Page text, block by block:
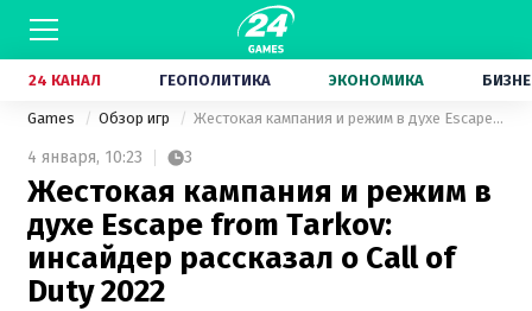
24 КАНАЛ ГЕОПОЛИТИКА ЭКОНОМИКА
Games Обзор игр Жестокая кампания и режим в духе Escape from Tarkov: инсайдер рассказал о Call of Duty 2022
4 января, 10:23 3
Жестокая кампания и режим в
духе Escape from Tarkov:
инсайдер рассказал о Call of
Duty 2022